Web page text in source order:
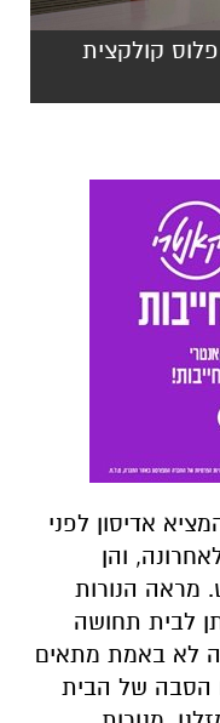
פלוס קולקצית
אדיסון לפני
והן
מראה הנורות
לבית תחושה
לא באמת מתאים
הסבה של הבית